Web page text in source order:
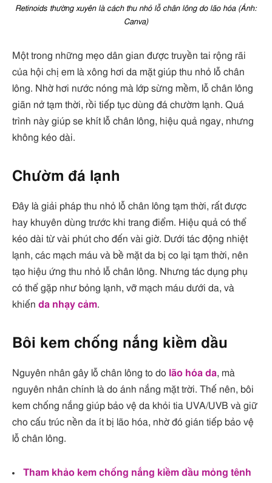
Retinoids thường xuyên là cách thu nhỏ lỗ chân lông do lão hóa (Ảnh:
Canva)
Một trong những mẹo dân gian được truyền tai rộng rãi
của hội chị em là xông hơi da mặt giúp thu nhỏ lỗ chân
lông. Nhờ hơi nước nóng mà lớp sừng mềm, lỗ chân lông
giãn nở tạm thời, rồi tiếp tục dùng đá chườm lạnh. Quá
trình này giúp se khít lỗ chân lông, hiệu quả ngay, nhưng
không kéo dài.
Chườm đá lạnh
Đây là giải pháp thu nhỏ lỗ chân lông tạm thời, rất được
hay khuyên dùng trước khi trang điểm. Hiệu quả có thể
kéo dài từ vài phút cho đến vài giờ. Dưới tác động nhiệt
lạnh, các mạch máu và bề mặt da bị co lại tạm thời, nên
tạo hiệu ứng thu nhỏ lỗ chân lông. Nhưng tác dụng phụ
có thể gặp như bỏng lạnh, vỡ mạch máu dưới da, và
khiến da nhạy cảm.
Bôi kem chống nắng kiềm dầu
Nguyên nhân gây lỗ chân lông to do lão hóa da, mà
nguyên nhân chính là do ánh nắng mặt trời. Thế nên, bôi
kem chống nắng giúp bảo vệ da khỏi tia UVA/UVB và giữ
cho cấu trúc nền da ít bị lão hóa, nhờ đó gián tiếp bảo vệ
lỗ chân lông.
Tham khảo kem chống nắng kiềm dầu mỏng tênh